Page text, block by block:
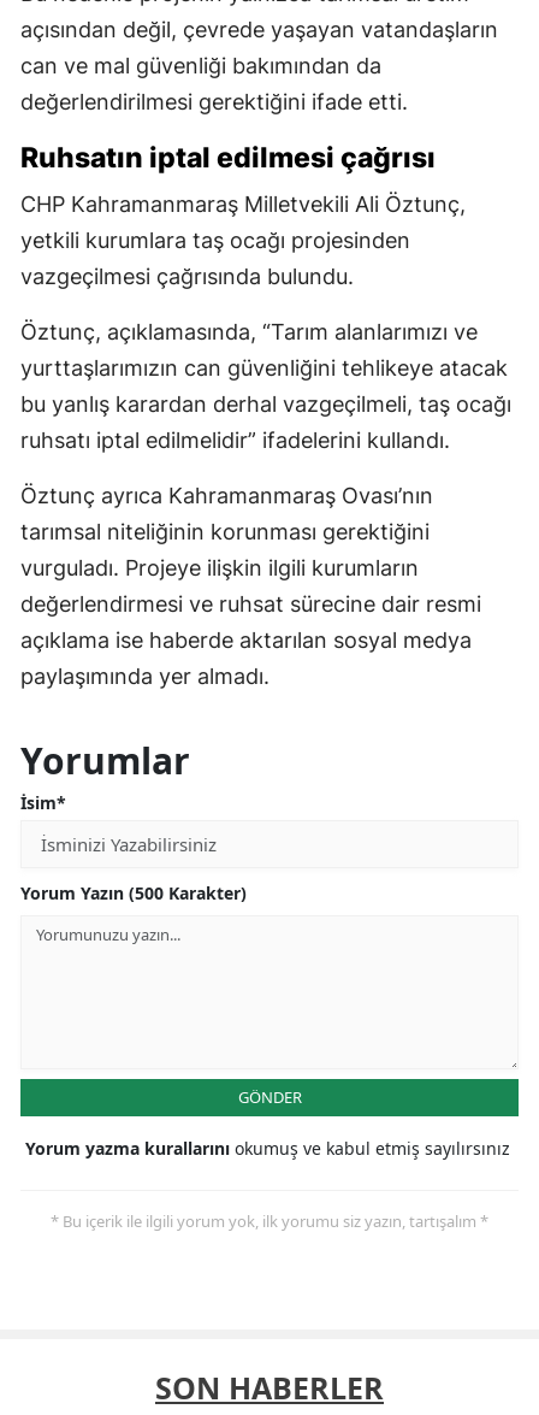
açısından değil, çevrede yaşayan vatandaşların
can ve mal güvenliği bakımından da
değerlendirilmesi gerektiğini ifade etti.
Ruhsatın iptal edilmesi çağrısı
CHP Kahramanmaraş Milletvekili Ali Öztunç,
yetkili kurumlara taş ocağı projesinden
vazgeçilmesi çağrısında bulundu.
Öztunç, açıklamasında, “Tarım alanlarımızı ve
yurttaşlarımızın can güvenliğini tehlikeye atacak
bu yanlış karardan derhal vazgeçilmeli, taş ocağı
ruhsatı iptal edilmelidir” ifadelerini kullandı.
Öztunç ayrıca Kahramanmaraş Ovası’nın
tarımsal niteliğinin korunması gerektiğini
vurguladı. Projeye ilişkin ilgili kurumların
değerlendirmesi ve ruhsat sürecine dair resmi
açıklama ise haberde aktarılan sosyal medya
paylaşımında yer almadı.
Yorumlar
İsim*
Yorum Yazın (500 Karakter)
GÖNDER
Yorum yazma kurallarını okumuş ve kabul etmiş sayılırsınız
* Bu içerik ile ilgili yorum yok, ilk yorumu siz yazın, tartışalım *
SON HABERLER